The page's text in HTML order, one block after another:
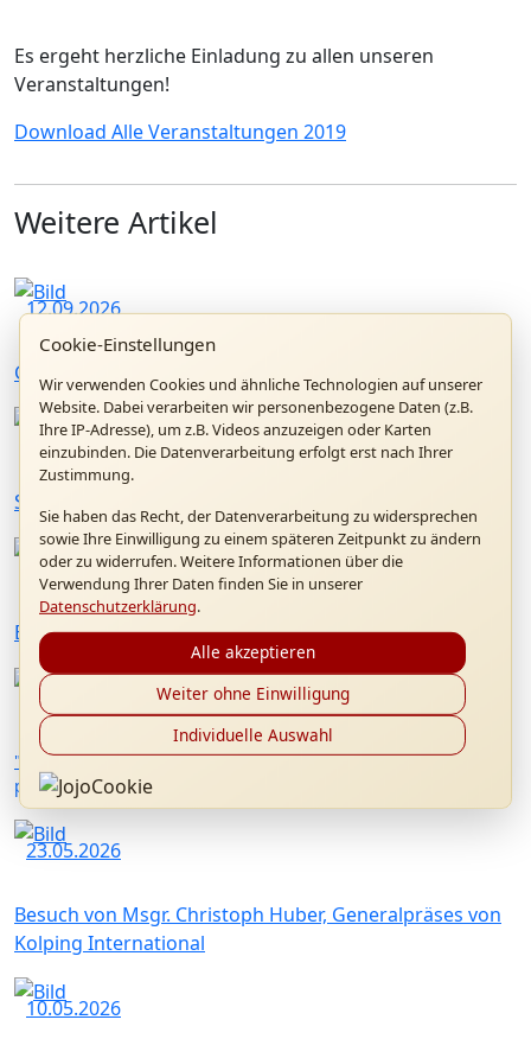
Es ergeht herzliche Einladung zu allen unseren
Veranstaltungen!
Download Alle Veranstaltungen 2019
Weitere Artikel
12.09.2026
Gottesdienst "20 Jahre Papstbesuch in Marktl"
26.07.2026
Sommerkonzert mit Konrad Raischl und Band
01.07.2026
Benedikt XVI. Forum in Altötting
28.06.2026
"Kardinal Ratzinger als Präfekt der Glaubenskongregation:
persönliche Erinnerungen" mit P. Dr. Hermann Geißler FSO
23.05.2026
Besuch von Msgr. Christoph Huber, Generalpräses von
Kolping International
10.05.2026
Cookie-Einstellungen
Wir verwenden Cookies und ähnliche Technologien auf unserer
Website. Dabei verarbeiten wir personenbezogene Daten (z.B.
Ihre IP-Adresse), um z.B. Videos anzuzeigen oder Karten
einzubinden. Die Datenverarbeitung erfolgt erst nach Ihrer
Zustimmung.
Sie haben das Recht, der Datenverarbeitung zu widersprechen
sowie Ihre Einwilligung zu einem späteren Zeitpunkt zu ändern
oder zu widerrufen. Weitere Informationen über die
Verwendung Ihrer Daten finden Sie in unserer
Datenschutzerklärung.
Alle akzeptieren
Weiter ohne Einwilligung
Individuelle Auswahl